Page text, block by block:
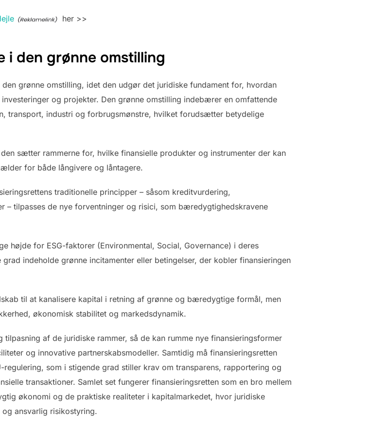
her >>
i den grønne omstilling
grønne omstilling, idet den udgør det juridiske fundament for, hvordan
og projekter. Den grønne omstilling indebærer en omfattende
transport, industri og forbrugsmønstre, hvilket forudsætter betydelige
sætter rammerne for, hvilke finansielle produkter og instrumenter der kan
for både långivere og låntagere.
traditionelle principper – såsom kreditvurdering,
– tilpasses de nye forventninger og risici, som bæredygtighedskravene
højde for ESG-faktorer (Environmental, Social, Governance) i deres
indeholde grønne incitamenter eller betingelser, der kobler finansieringen
til at kanalisere kapital i retning af grønne og bæredygtige formål, men
økonomisk stabilitet og markedsdynamik.
af de juridiske rammer, så de kan rumme nye finansieringsformer
og innovative partnerskabsmodeller. Samtidig må finansieringsretten
som i stigende grad stiller krav om transparens, rapportering og
transaktioner. Samlet set fungerer finansieringsretten som en bro mellem
økonomi og de praktiske realiteter i kapitalmarkedet, hvor juridiske
ansvarlig risikostyring.